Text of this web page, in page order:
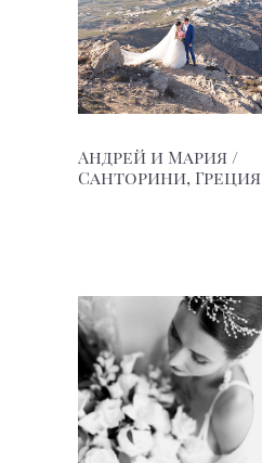
Андрей и Мария /
Санторини, Греция